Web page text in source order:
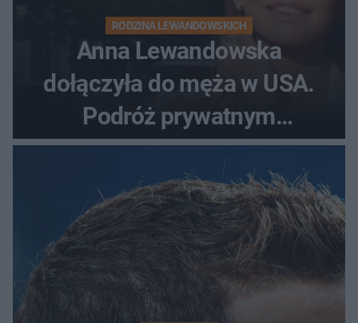
RODZINA LEWANDOWSKICH
Anna Lewandowska
dołączyła do męża w USA.
Podróż prywatnym
odrzutowcem to dopiero
początek!